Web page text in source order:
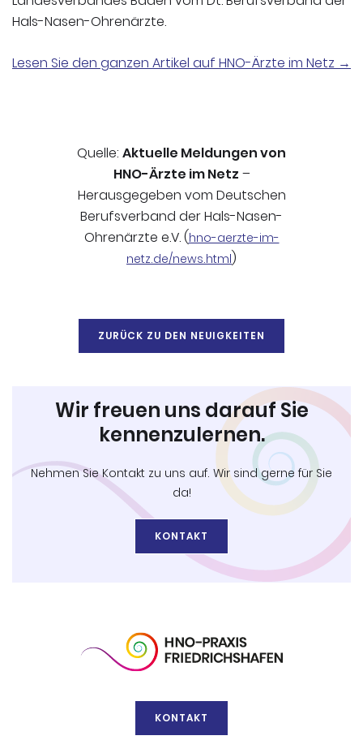
Hals-Nasen-Ohrenärzte.
Lesen Sie den ganzen Artikel auf HNO-Ärzte im Netz →
Quelle: Aktuelle Meldungen von
HNO-Ärzte im Netz –
Herausgegeben vom Deutschen
Berufsverband der Hals-Nasen-
Ohrenärzte e.V. (hno-aerzte-im-
netz.de/news.html)
ZURÜCK ZU DEN NEUIGKEITEN
Wir freuen uns darauf Sie
kennenzulernen.
Nehmen Sie Kontakt zu uns auf. Wir sind gerne für Sie
da!
KONTAKT
KONTAKT